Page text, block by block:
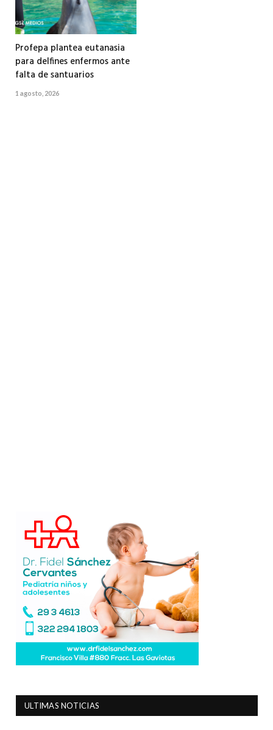
Profepa plantea eutanasia
para delfines enfermos ante
falta de santuarios
1 agosto, 2026
ULTIMAS NOTICIAS